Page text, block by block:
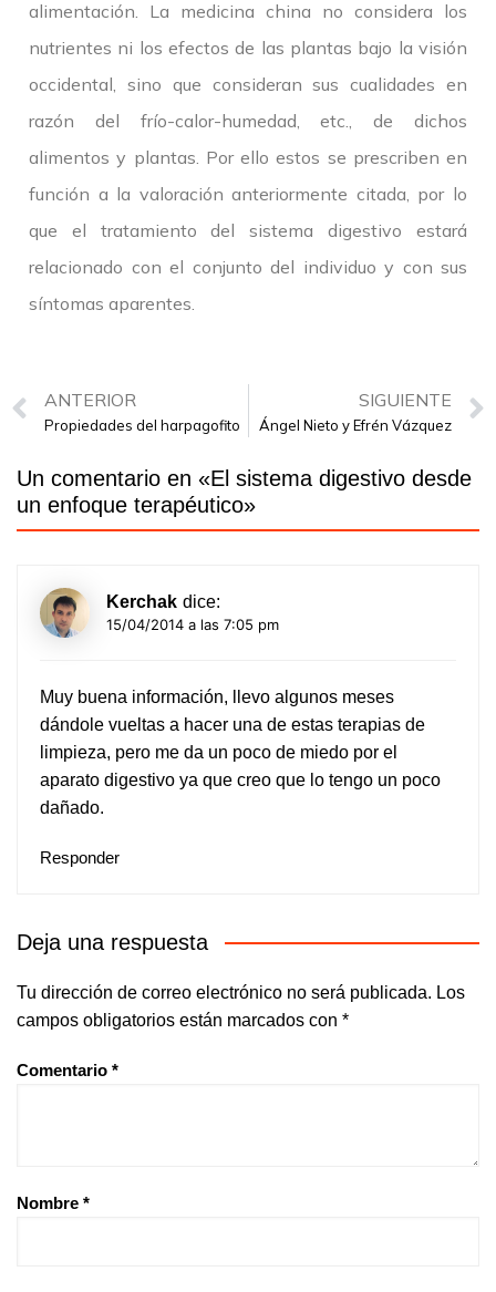
alimentación. La medicina china no considera los
nutrientes ni los efectos de las plantas bajo la visión
occidental, sino que consideran sus cualidades en
razón del frío-calor-humedad, etc., de dichos
alimentos y plantas. Por ello estos se prescriben en
función a la valoración anteriormente citada, por lo
que el tratamiento del sistema digestivo estará
relacionado con el conjunto del individuo y con sus
síntomas aparentes.
ANTERIOR
Propiedades del harpagofito
SIGUIENTE
Ángel Nieto y Efrén Vázquez
Un comentario en «El sistema digestivo desde
un enfoque terapéutico»
Kerchak dice:
15/04/2014 a las 7:05 pm
Muy buena información, llevo algunos meses
dándole vueltas a hacer una de estas terapias de
limpieza, pero me da un poco de miedo por el
aparato digestivo ya que creo que lo tengo un poco
dañado.
Responder
Deja una respuesta
Tu dirección de correo electrónico no será publicada. Los
campos obligatorios están marcados con *
Comentario *
Nombre *